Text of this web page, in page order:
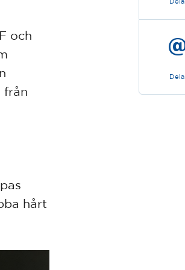
Dela
och
från
hårt